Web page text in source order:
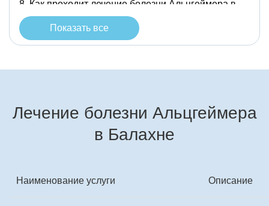
Как проходит лечение болезни Альцгеймера в
Балахне
Лечение болезни Альцгеймера у пожилых
женщин и мужчин в Балахне
Показать все
Лечение болезни Альцгеймера
в Балахне
Наименование услуги Описание